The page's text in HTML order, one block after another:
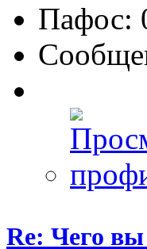
Пафос:
Re: Чего вы